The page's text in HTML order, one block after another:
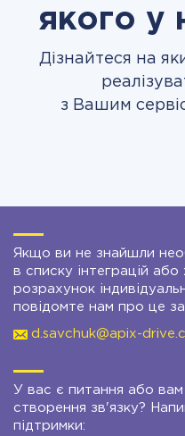
якого у
Дізнайтеся на
з Вашим
Якщо ви не знайшли
в списку інтеграцій
розрахунок
повідомте нам про це
d.savchuk@apix-
У вас є питання або вам
створення зв'язку?
підтримки: